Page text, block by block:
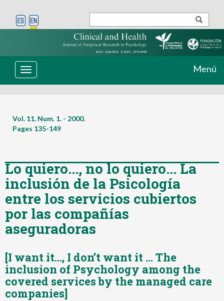
Toggle
navigation
Menú
Vol. 11. Num. 1. - 2000.
Pages 135-149
Lo quiero..., no lo quiero... La
inclusión de la Psicología
entre los servicios cubiertos
por las compañías
aseguradoras
[I want it…, I don’t want it … The
inclusion of Psychology among the
covered services by the managed care
companies]